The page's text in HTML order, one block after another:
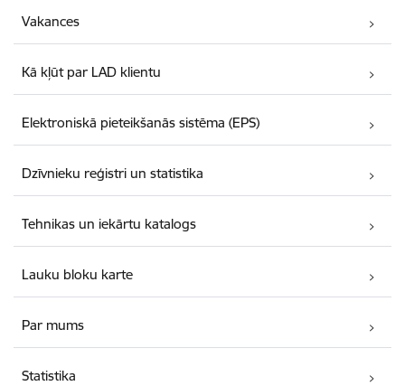
Vakances
Kā kļūt par LAD klientu
Elektroniskā pieteikšanās sistēma (EPS)
Dzīvnieku reģistri un statistika
Tehnikas un iekārtu katalogs
Lauku bloku karte
Par mums
Statistika